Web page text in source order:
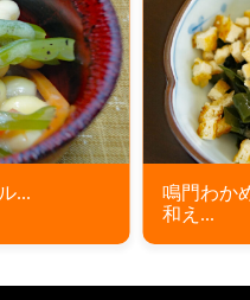
トン風油揚げの梅干し